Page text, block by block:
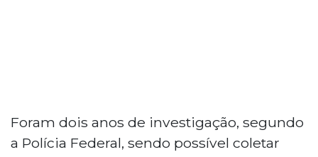
Foram dois anos de investigação, segundo
a Polícia Federal, sendo possível coletar